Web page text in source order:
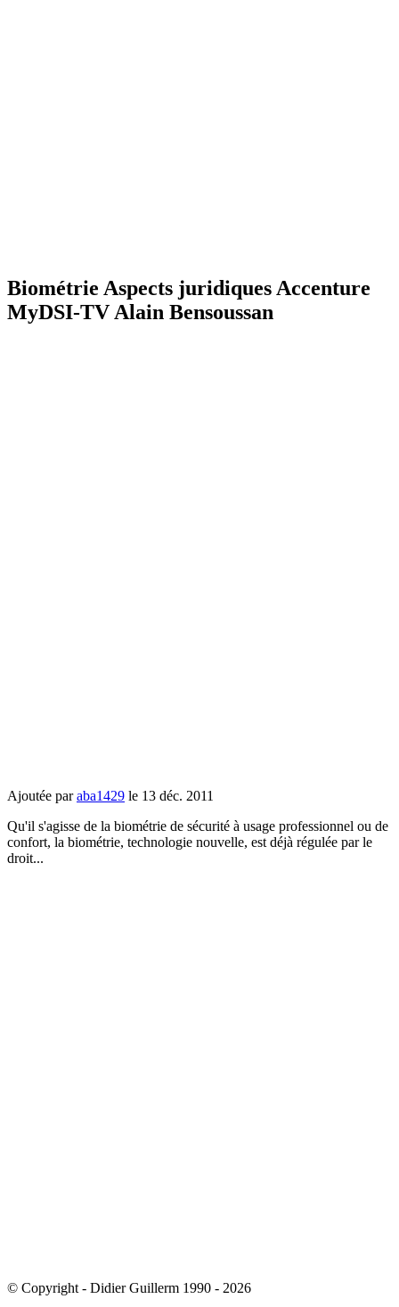
Biométrie Aspects juridiques Accenture
MyDSI-TV Alain Bensoussan
Ajoutée paraba1429 le 13 déc. 2011
Qu'il s'agisse de la biométrie de sécurité à usage professionnel ou de
confort, la biométrie, technologie nouvelle, est déjà régulée par le
droit...
© Copyright - Didier Guillerm 1990 - 2026